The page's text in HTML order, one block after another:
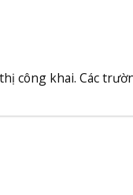
công khai. Các